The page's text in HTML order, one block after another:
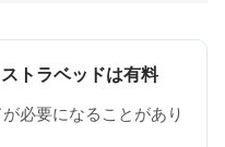
トラベッドは有料
必要になることがあり